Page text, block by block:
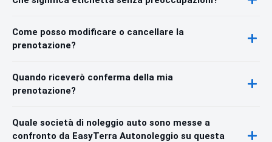
Come posso modificare o cancellare la
prenotazione?
Quando riceverò conferma della mia
prenotazione?
Quale società di noleggio auto sono messe a
confronto da EasyTerra Autonoleggio su questa